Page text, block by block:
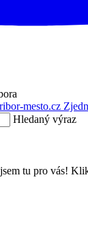
mesto.cz
Hledaný výraz
tu pro vás!